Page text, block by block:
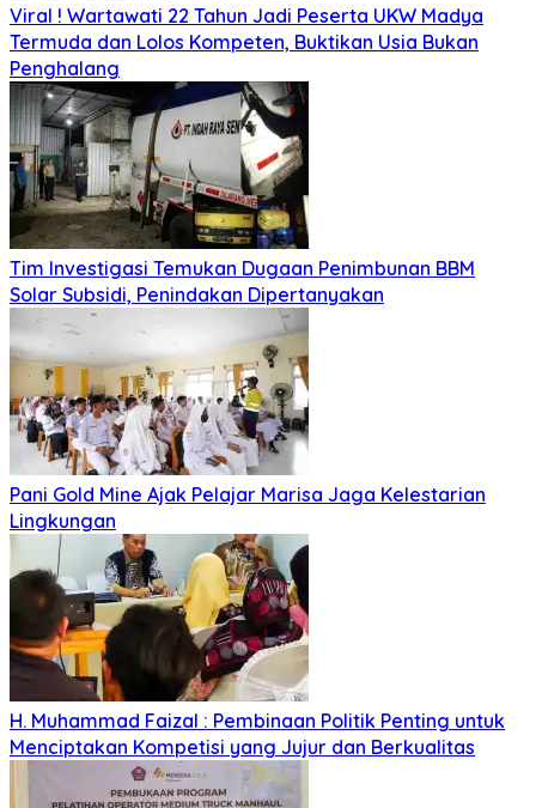
Viral ! Wartawati 22 Tahun Jadi Peserta UKW Madya
Termuda dan Lolos Kompeten, Buktikan Usia Bukan
Penghalang
Tim Investigasi Temukan Dugaan Penimbunan BBM
Solar Subsidi, Penindakan Dipertanyakan
Pani Gold Mine Ajak Pelajar Marisa Jaga Kelestarian
Lingkungan
H. Muhammad Faizal : Pembinaan Politik Penting untuk
Menciptakan Kompetisi yang Jujur dan Berkualitas